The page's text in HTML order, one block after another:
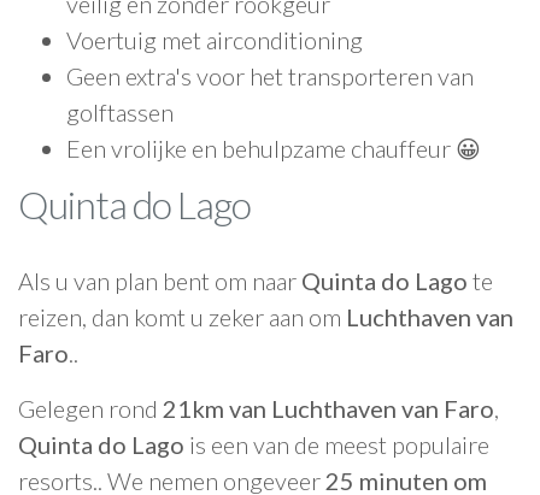
Voertuig met airconditioning
Geen extra's voor het transporteren van
golftassen
Een vrolijke en behulpzame chauffeur 😀
Quinta do Lago
Als u van plan bent om naar Quinta do Lago te
reizen, dan komt u zeker aan om Luchthaven van
Faro..
Gelegen rond 21km van Luchthaven van Faro,
Quinta do Lago is een van de meest populaire
resorts.. We nemen ongeveer 25 minuten om